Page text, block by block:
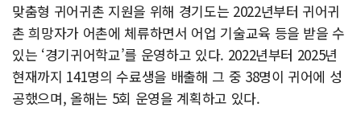
맞춤형 귀어귀촌 지원을 위해 경기도는 2022년부터 귀어귀
촌 희망자가 어촌에 체류하면서 어업 기술교육 등을 받을 수
있는 ‘경기귀어학교’를 운영하고 있다. 2022년부터 2025년
현재까지 141명의 수료생을 배출해 그 중 38명이 귀어에 성
공했으며, 올해는 5회 운영을 계획하고 있다.